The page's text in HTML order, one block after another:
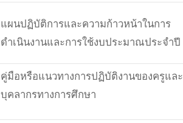
แผนปฏิบัติการและความก้าวหน้าในการ
ดำเนินงานและการใช้งบประมาณประจำปี
คู่มือหรือแนวทางการปฏิบัติงานของครูและ
บุคลากรทางการศึกษา